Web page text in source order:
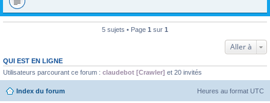
5 sujets • Page 1 sur 1
Aller à
QUI EST EN LIGNE
Utilisateurs parcourant ce forum : claudebot [Crawler] et 20 invités
Index du forum Heures au format UTC